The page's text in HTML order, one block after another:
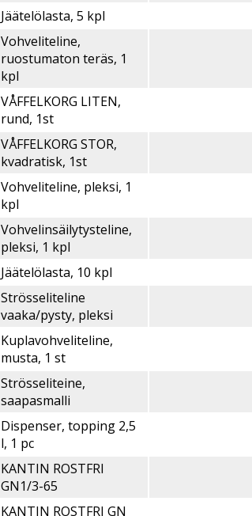
Jäätelölasta, 5 kpl
Vohveliteline,
ruostumaton teräs, 1
kpl
VÅFFELKORG LITEN,
rund, 1st
VÅFFELKORG STOR,
kvadratisk, 1st
Vohveliteline, pleksi, 1
kpl
Vohvelinsäilytysteline,
pleksi, 1 kpl
Jäätelölasta, 10 kpl
Strösseliteline
vaaka/pysty, pleksi
Kuplavohveliteline,
musta, 1 st
Strösseliteine,
saapasmalli
Dispenser, topping 2,5
l, 1 pc
KANTIN ROSTFRI
GN1/3-65
KANTIN ROSTFRI GN